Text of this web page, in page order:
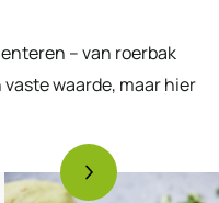
– van roerbak
waarde, maar hier